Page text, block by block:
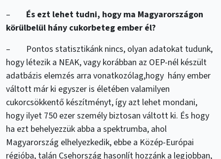
– És ezt lehet tudni, hogy ma Magyarországon
körülbelül hány cukorbeteg ember él?
– Pontos statisztikánk nincs, olyan adatokat tudunk,
hogy létezik a NEAK, vagy korábban az OEP-nél készült
adatbázis elemzés arra vonatkozólag,hogy hány ember
váltott már ki egyszer is életében valamilyen
cukorcsökkentő készítményt, így azt lehet mondani,
hogy ilyet 750 ezer személy biztosan váltott ki. És hogy
ha ezt behelyezzük abba a spektrumba, ahol
Magyarország elhelyezkedik, ebbe a Közép-Európai
régióba, talán Csehország hasonlít hozzánk a legjobban,